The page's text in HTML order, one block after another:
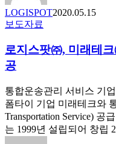
털
화’하
스
타
트
업
LOGISPOT2020.05.15
로
스
팟
㈜,
미
래
테
크
㈜
보도자료
로지스팟㈜, 미래테
공
통합운송관리 서비스 기
폼타이 기업 미래테크와
Transportation Service)
는 1999년 설립되어 창립